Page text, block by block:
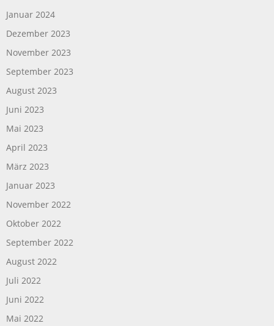
Januar 2024
Dezember 2023
November 2023
September 2023
August 2023
Juni 2023
Mai 2023
April 2023
März 2023
Januar 2023
November 2022
Oktober 2022
September 2022
August 2022
Juli 2022
Juni 2022
Mai 2022